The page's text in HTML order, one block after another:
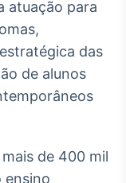
e
atuação para
das
de alunos
de 400 mil
ensino